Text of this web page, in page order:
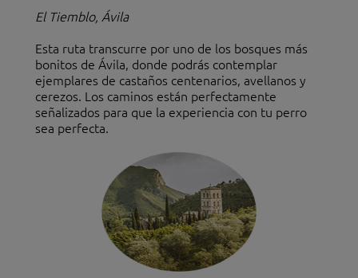
El Tiemblo, Ávila
Esta ruta transcurre por uno de los bosques más
bonitos de Ávila, donde podrás contemplar
ejemplares de castaños centenarios, avellanos y
cerezos. Los caminos están perfectamente
señalizados para que la experiencia con tu perro
sea perfecta.